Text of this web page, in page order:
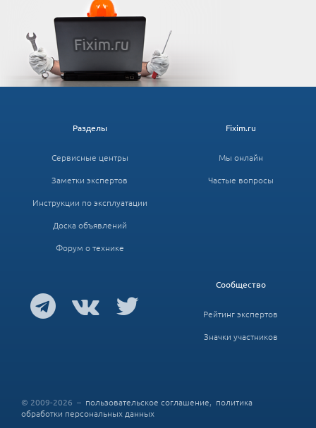
Fixim.ru
Мы онлайн
Частые вопросы
Разделы
Сервисные центры
Заметки экспертов
Инструкции по эксплуатации
Доска объявлений
Форум о технике
Сообщество
Рейтинг экспертов
Значки участников
© 2009-2026 – пользовательское соглашение, политика
обработки персональных данных